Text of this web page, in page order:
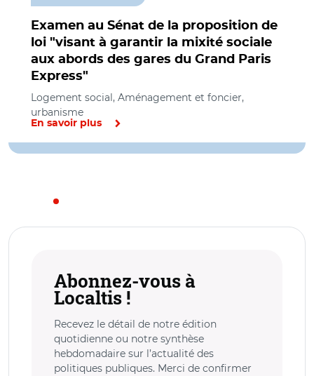
Examen au Sénat de la proposition de
loi "visant à garantir la mixité sociale
aux abords des gares du Grand Paris
Express"
Logement social, Aménagement et foncier,
urbanisme
En savoir plus
Abonnez-vous à
Localtis !
Recevez le détail de notre édition
quotidienne ou notre synthèse
hebdomadaire sur l’actualité des
politiques publiques. Merci de confirmer